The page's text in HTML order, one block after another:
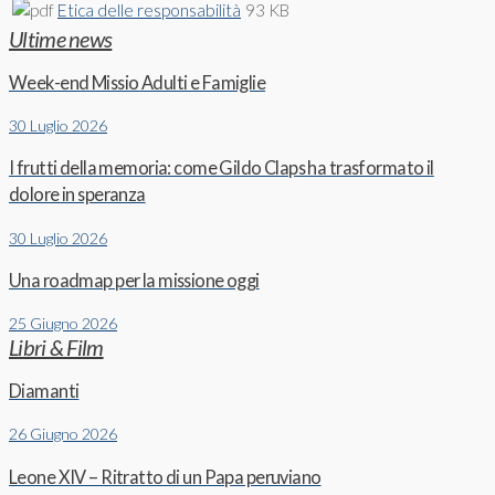
Etica delle responsabilità 93 KB
Ultime news
Week-end Missio Adulti e Famiglie
30 Luglio 2026
I frutti della memoria: come Gildo Claps ha trasformato il
dolore in speranza
30 Luglio 2026
Una roadmap per la missione oggi
25 Giugno 2026
Libri & Film
Diamanti
26 Giugno 2026
Leone XIV – Ritratto di un Papa peruviano